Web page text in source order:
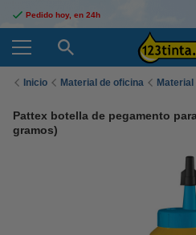
Pedido hoy, en 24h
Inicio Material de oficina
Pattex botella de pegamento
gramos)